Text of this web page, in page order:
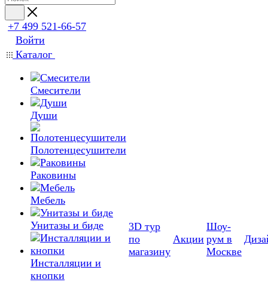
+7 499 521-66-57
Войти
Каталог
Смесители
Души
Полотенцесушители
Раковины
Мебель
Унитазы и биде
Инсталляции и
кнопки
3D тур
по
магазину
Акции
Шоу-
рум в
Москве